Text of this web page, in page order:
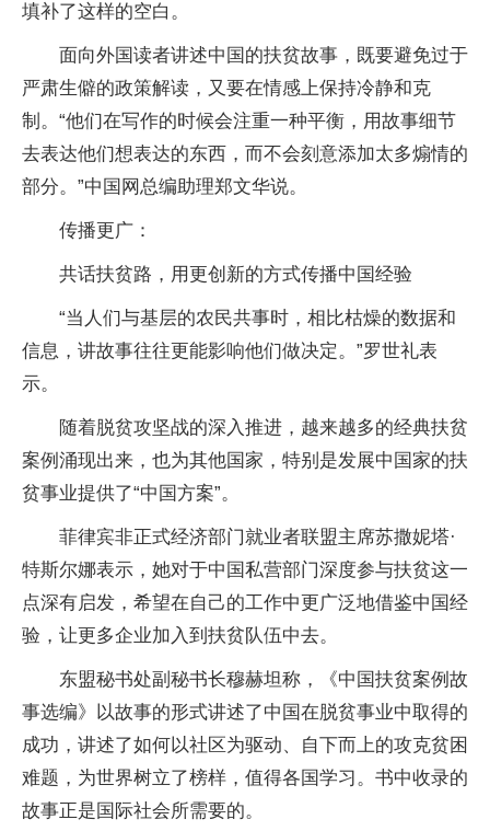
填补了这样的空白。
面向外国读者讲述中国的扶贫故事，既要避免过于
严肃生僻的政策解读，又要在情感上保持冷静和克
制。“他们在写作的时候会注重一种平衡，用故事细节
去表达他们想表达的东西，而不会刻意添加太多煽情的
部分。”中国网总编助理郑文华说。
传播更广：
共话扶贫路，用更创新的方式传播中国经验
“当人们与基层的农民共事时，相比枯燥的数据和
信息，讲故事往往更能影响他们做决定。”罗世礼表
示。
随着脱贫攻坚战的深入推进，越来越多的经典扶贫
案例涌现出来，也为其他国家，特别是发展中国家的扶
贫事业提供了“中国方案”。
菲律宾非正式经济部门就业者联盟主席苏撒妮塔·
特斯尔娜表示，她对于中国私营部门深度参与扶贫这一
点深有启发，希望在自己的工作中更广泛地借鉴中国经
验，让更多企业加入到扶贫队伍中去。
东盟秘书处副秘书长穆赫坦称，《中国扶贫案例故
事选编》以故事的形式讲述了中国在脱贫事业中取得的
成功，讲述了如何以社区为驱动、自下而上的攻克贫困
难题，为世界树立了榜样，值得各国学习。书中收录的
故事正是国际社会所需要的。